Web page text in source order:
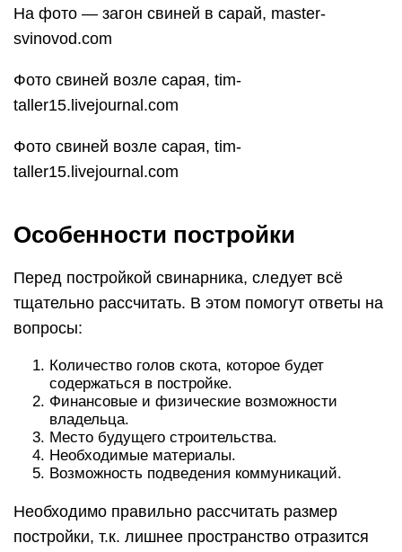
На фото — загон свиней в сарай, master-
svinovod.com
Фото свиней возле сарая, tim-
taller15.livejournal.com
Фото свиней возле сарая, tim-
taller15.livejournal.com
Особенности постройки
Перед постройкой свинарника, следует всё
тщательно рассчитать. В этом помогут ответы на
вопросы:
Количество голов скота, которое будет
содержаться в постройке.
Финансовые и физические возможности
владельца.
Место будущего строительства.
Необходимые материалы.
Возможность подведения коммуникаций.
Необходимо правильно рассчитать размер
постройки, т.к. лишнее пространство отразится